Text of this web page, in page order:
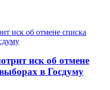
иск об отмене
в Госдуму